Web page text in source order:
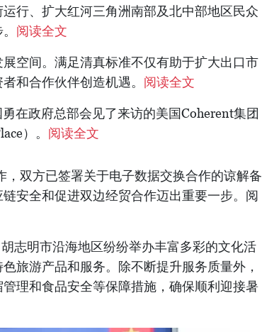
行、扩大红河三角洲南部及北中部地区民众
阅读全文
空间。满足清真标准不仅有助于扩大出口市
和合作伙伴创造机遇。 阅读全文
在政府总部会见了来访的美国Coherent集团
）。 阅读全文
，双方已签署关于电子数据交换合作的谅解备
安全和促进双边经贸合作迈出重要一步。阅
志明市沿海地区纷纷举办丰富多彩的文化活
旅游产品和服务。除不断提升服务质量外，
理和食品安全等保障措施，确保顺利迎接暑